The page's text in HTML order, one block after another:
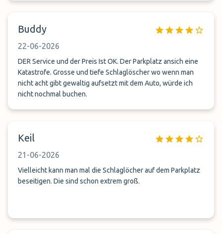
Buddy
22-06-2026
DER Service und der Preis Ist OK. Der Parkplatz ansich eine
Katastrofe. Grosse und tiefe Schlaglöscher wo wenn man
nicht acht gibt gewaltig aufsetzt mit dem Auto, würde ich
nicht nochmal buchen.
Keil
21-06-2026
Vielleicht kann man mal die Schlaglöcher auf dem Parkplatz
beseitigen. Die sind schon extrem groß.